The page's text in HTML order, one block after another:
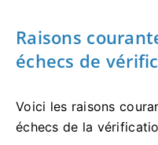
Raisons
échecs de
Voici les raisons
échecs de la